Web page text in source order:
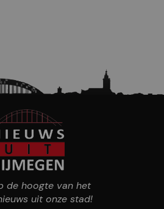
de hoogte van het
uit onze stad!